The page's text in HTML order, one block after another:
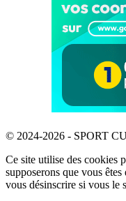
© 2024-2026 - SPORT
Ce site utilise des cookies
supposerons que vous
vous désinscrire si vous le